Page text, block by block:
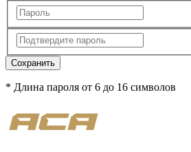
Сохранить
* Длина пароля от 6 до 16 символов